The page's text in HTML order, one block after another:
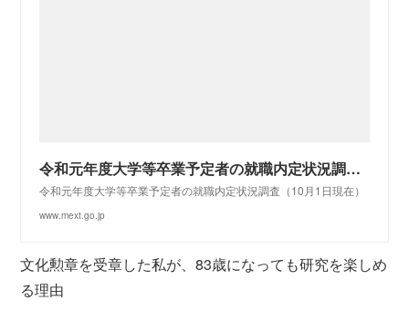
令和元年度大学等卒業予定者の就職内定状況調査（10月1日現在）：文部科学省
令和元年度大学等卒業予定者の就職内定状況調査（10月1日現在）
www.mext.go.jp
文化勲章を受章した私が、83歳になっても研究を楽しめ
る理由